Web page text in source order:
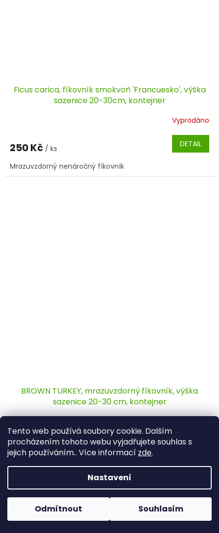
Tento web používá soubory cookie. Dalším
procházením tohoto webu vyjadřujete souhlas s
jejich používáním.. Více informací zde.
Nastavení
Odmítnout Souhlasím
Ficus carica, fíkovník smokvoň 'Francuesko', výška
sazenice 20-30cm, kontejner
Vyprodáno
250 Kč / ks DETAIL
Mrazuvzdorný nenáročný fíkovník
BROWN TURKEY, mrazuvzdorný fíkovník, výška
sazenice 20-30 cm, kontejner
280 Kč/ ks Do košíku
Mrazuvzdorný fíkovník vhodný pro pěstování v teplejších